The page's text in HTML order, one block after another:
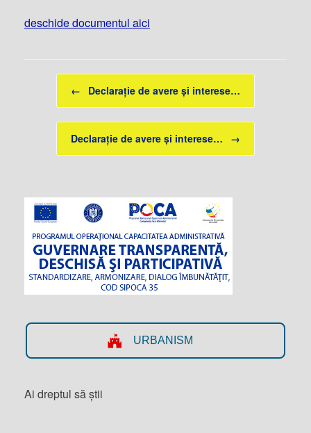
deschide documentul aici
Post navigation
← Declarație de avere și interese…
Declarație de avere și interese… →
URBANISM
Ai dreptul să știi